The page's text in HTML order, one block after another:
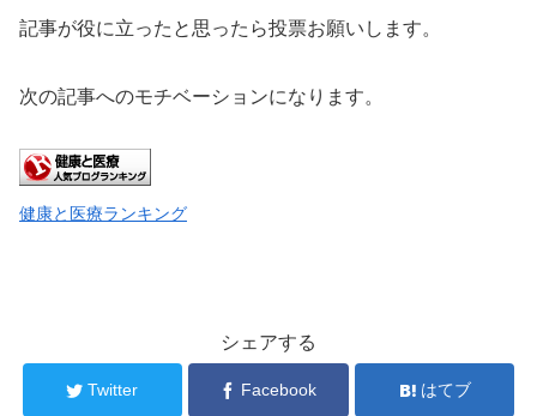
記事が役に立ったと思ったら投票お願いします。
次の記事へのモチベーションになります。
健康と医療ランキング
シェアする
Twitter Facebook はてブ